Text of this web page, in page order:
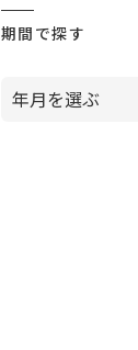
期間で探す
年月を選ぶ